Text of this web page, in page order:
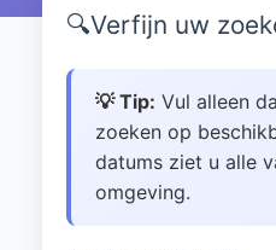
🔍Verfijn uw
💡 Tip: Vul alleen
zoeken op
datums ziet u alle
omgeving.